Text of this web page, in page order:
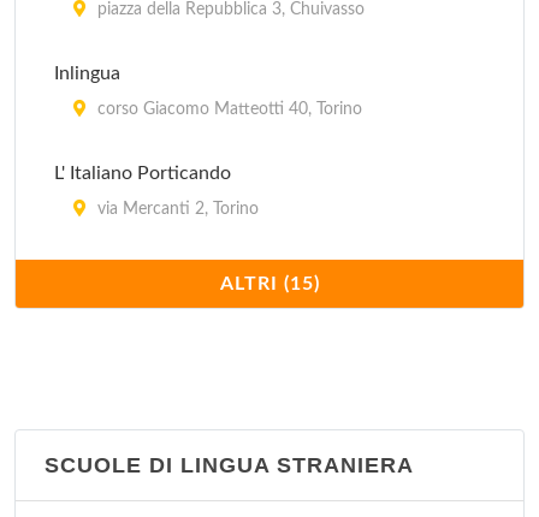
piazza della Repubblica 3, Chuivasso
Inlingua
corso Giacomo Matteotti 40, Torino
L' Italiano Porticando
via Mercanti 2, Torino
corso Sacchirone 25, Carmagnola
Oxford Centre
ALTRI (15)
SCUOLE DI LINGUA STRANIERA